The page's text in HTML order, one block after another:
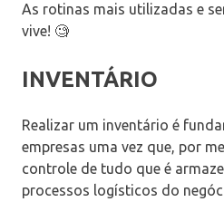
As rotinas mais utilizadas e
vive! 🧐
INVENTÁRIO
Realizar um inventário é
empresas uma vez que, por
controle de tudo que é
processos logísticos do